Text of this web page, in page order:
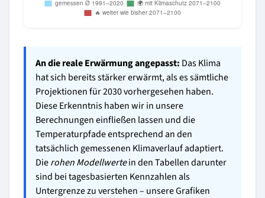
An die reale Erwärmung angepasst: Das Klima
hat sich bereits stärker erwärmt, als es sämtliche
Projektionen für 2030 vorhergesehen haben.
Diese Erkenntnis haben wir in unsere
Berechnungen einfließen lassen und die
Temperaturpfade entsprechend an den
tatsächlich gemessenen Klimaverlauf adaptiert.
Dierohen Modellwertein den Tabellen darunter
sind bei tagesbasierten Kennzahlen als
Untergrenze zu verstehen – unsere Grafiken